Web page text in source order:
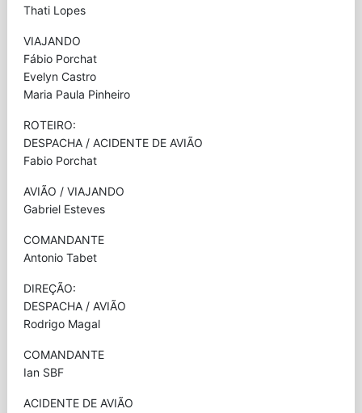
Thati Lopes
VIAJANDO
Fábio Porchat
Evelyn Castro
Maria Paula Pinheiro
ROTEIRO:
DESPACHA / ACIDENTE DE AVIÃO
Fabio Porchat
AVIÃO / VIAJANDO
Gabriel Esteves
COMANDANTE
Antonio Tabet
DIREÇÃO:
DESPACHA / AVIÃO
Rodrigo Magal
COMANDANTE
Ian SBF
ACIDENTE DE AVIÃO